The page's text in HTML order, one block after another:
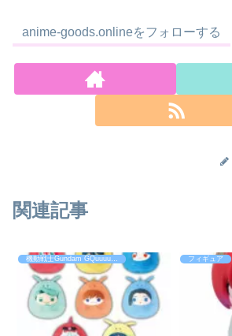
anime-goods.onlineをフォローする
関連記事
フィギュア